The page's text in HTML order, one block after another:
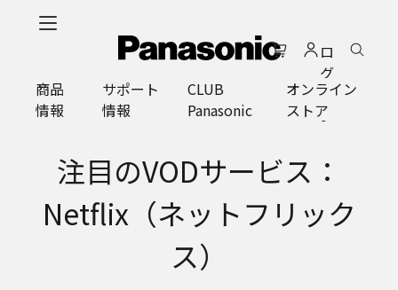
ロ
グ
イ
ン
商品
情報
サポート
情報
CLUB
Panasonic
オンライン
ストア
注目のVODサービス：
Netflix（ネットフリック
ス）